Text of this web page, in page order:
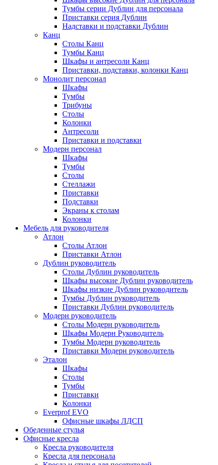
Тумбы серии Дублин для персонала
Приставки серия Дублин
Надставки и подставки Дублин
Канц
Столы Канц
Тумбы Канц
Шкафы и антресоли Канц
Приставки, подставки, колонки Канц
Монолит персонал
Шкафы
Тумбы
Трибуны
Столы
Колонки
Антресоли
Приставки и подставки
Модерн персонал
Шкафы
Тумбы
Столы
Стеллажи
Приставки
Подставки
Экраны к столам
Колонки
Мебель для руководителя
Атлон
Столы Атлон
Приставки Атлон
Дублин руководитель
Столы Дублин руководитель
Шкафы высокие Дублин руководитель
Шкафы низкие Дублин руководитель
Тумбы Дублин руководитель
Приставки Дублин руководитель
Модерн руководитель
Столы Модерн руководитель
Шкафы Модерн Руководитель
Тумбы Модерн руководитель
Приставки Модерн руководитель
Эталон
Шкафы
Столы
Тумбы
Приставки
Колонки
Everprof EVO
Офисные шкафы ЛДСП
Обеденные стулья
Офисные кресла
Кресла руководителя
Кресла для персонала